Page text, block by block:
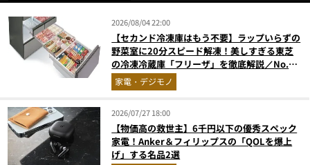
2026/08/04 22:00
【セカンド冷凍庫はもう不要】ラップいらずの
野菜室に20分スピード解凍！美しすぎる東芝
の冷凍冷蔵庫「フリーザ」を徹底解説／No.1
モノ雑誌編集長が選ぶ『センスがいい家電』
Vol.10
家電・デジモノ
2026/07/27 18:00
【物価高の救世主】6千円以下の優秀スペック
家電！Anker＆フィリップスの「QOLを爆上
げ」する名品2選